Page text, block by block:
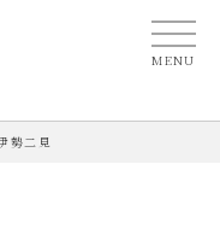
MENU
勢二見